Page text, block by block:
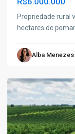
Propriedade rural
hectares de
Alba Menezes
Pastor,